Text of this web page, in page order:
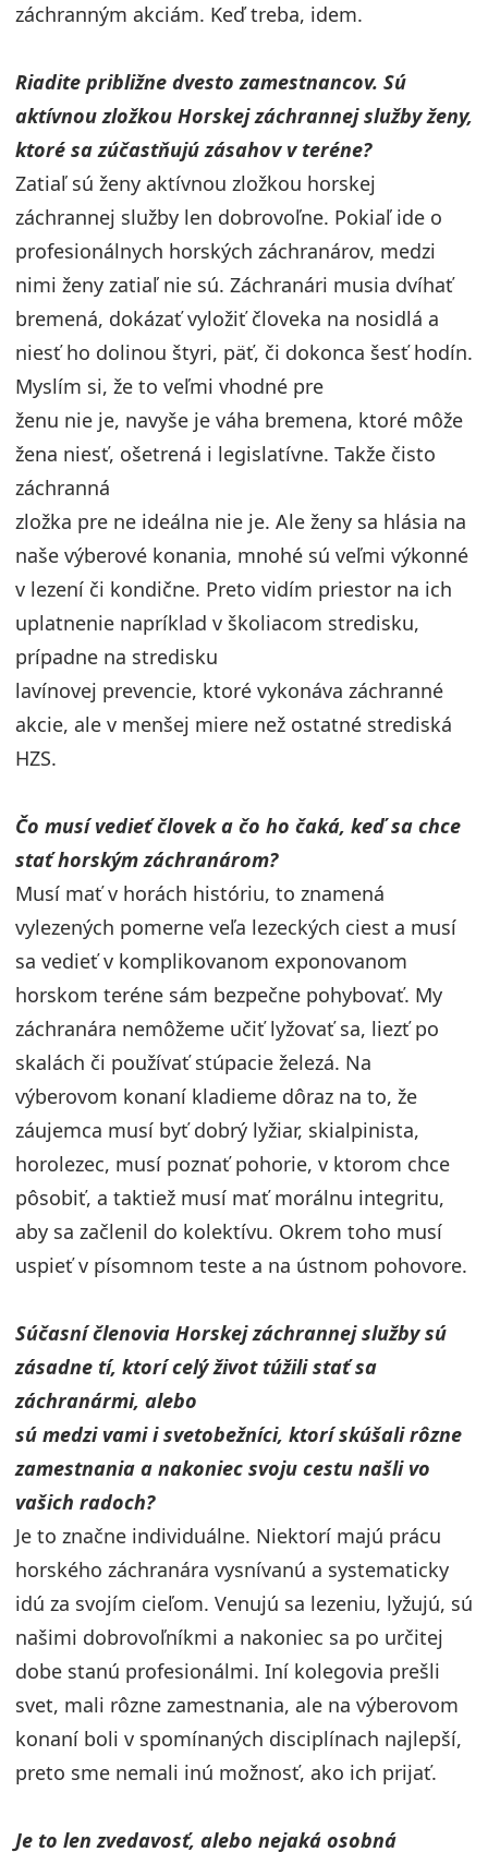
záchranným akciám. Keď treba, idem.
Riadite približne dvesto zamestnancov. Sú
aktívnou zložkou Horskej záchrannej služby ženy,
ktoré sa zúčastňujú zásahov v teréne?
Zatiaľ sú ženy aktívnou zložkou horskej
záchrannej služby len dobrovoľne. Pokiaľ ide o
profesionálnych horských záchranárov, medzi
nimi ženy zatiaľ nie sú. Záchranári musia dvíhať
bremená, dokázať vyložiť človeka na nosidlá a
niesť ho dolinou štyri, päť, či dokonca šesť hodín.
Myslím si, že to veľmi vhodné pre
ženu nie je, navyše je váha bremena, ktoré môže
žena niesť, ošetrená i legislatívne. Takže čisto
záchranná
zložka pre ne ideálna nie je. Ale ženy sa hlásia na
naše výberové konania, mnohé sú veľmi výkonné
v lezení či kondične. Preto vidím priestor na ich
uplatnenie napríklad v školiacom stredisku,
prípadne na stredisku
lavínovej prevencie, ktoré vykonáva záchranné
akcie, ale v menšej miere než ostatné strediská
HZS.
Čo musí vedieť človek a čo ho čaká, keď sa chce
stať horským záchranárom?
Musí mať v horách históriu, to znamená
vylezených pomerne veľa lezeckých ciest a musí
sa vedieť v komplikovanom exponovanom
horskom teréne sám bezpečne pohybovať. My
záchranára nemôžeme učiť lyžovať sa, liezť po
skalách či používať stúpacie železá. Na
výberovom konaní kladieme dôraz na to, že
záujemca musí byť dobrý lyžiar, skialpinista,
horolezec, musí poznať pohorie, v ktorom chce
pôsobiť, a taktiež musí mať morálnu integritu,
aby sa začlenil do kolektívu. Okrem toho musí
uspieť v písomnom teste a na ústnom pohovore.
Súčasní členovia Horskej záchrannej služby sú
zásadne tí, ktorí celý život túžili stať sa
záchranármi, alebo
sú medzi vami i svetobežníci, ktorí skúšali rôzne
zamestnania a nakoniec svoju cestu našli vo
vašich radoch?
Je to značne individuálne. Niektorí majú prácu
horského záchranára vysnívanú a systematicky
idú za svojím cieľom. Venujú sa lezeniu, lyžujú, sú
našimi dobrovoľníkmi a nakoniec sa po určitej
dobe stanú profesionálmi. Iní kolegovia prešli
svet, mali rôzne zamestnania, ale na výberovom
konaní boli v spomínaných disciplínach najlepší,
preto sme nemali inú možnosť, ako ich prijať.
Je to len zvedavosť, alebo nejaká osobná